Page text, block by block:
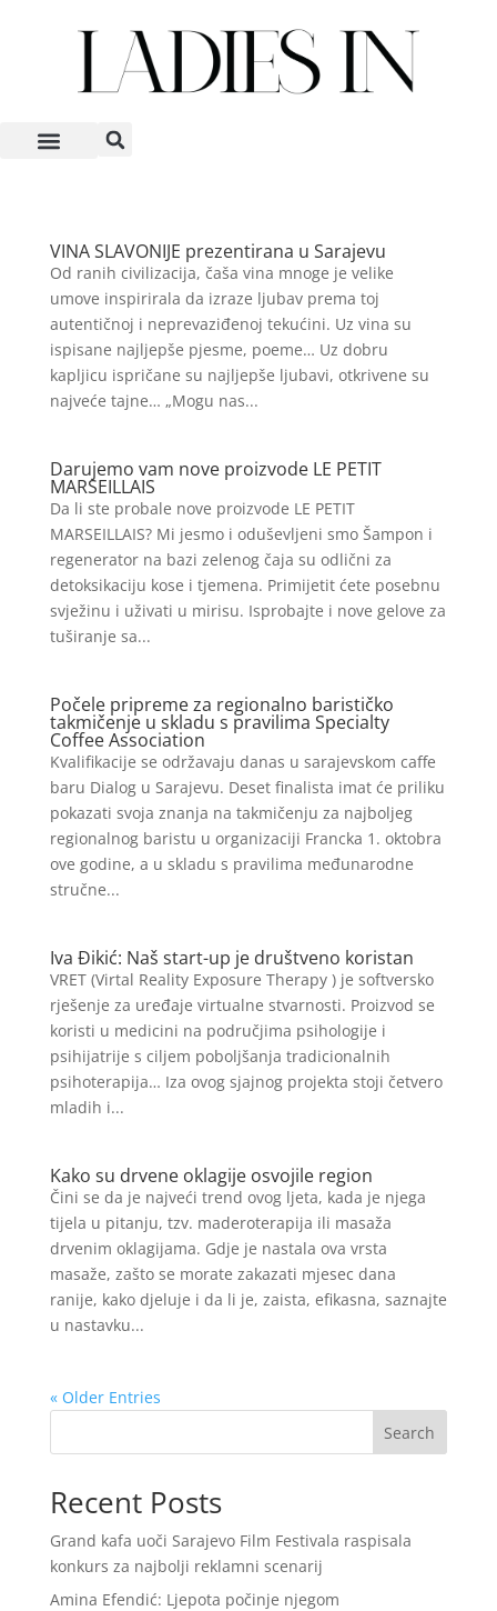
VINA SLAVONIJE prezentirana u Sarajevu
Od ranih civilizacija, čaša vina mnoge je velike
umove inspirirala da izraze ljubav prema toj
autentičnoj i neprevaziđenoj tekućini. Uz vina su
ispisane najljepše pjesme, poeme… Uz dobru
kapljicu ispričane su najljepše ljubavi, otkrivene su
najveće tajne… „Mogu nas...
Darujemo vam nove proizvode LE PETIT
MARSEILLAIS
Da li ste probale nove proizvode LE PETIT
MARSEILLAIS? Mi jesmo i oduševljeni smo Šampon i
regenerator na bazi zelenog čaja su odlični za
detoksikaciju kose i tjemena. Primijetit ćete posebnu
svježinu i uživati u mirisu. Isprobajte i nove gelove za
tuširanje sa...
Počele pripreme za regionalno barističko
takmičenje u skladu s pravilima Specialty
Coffee Association
Kvalifikacije se održavaju danas u sarajevskom caffe
baru Dialog u Sarajevu. Deset finalista imat će priliku
pokazati svoja znanja na takmičenju za najboljeg
regionalnog baristu u organizaciji Francka 1. oktobra
ove godine, a u skladu s pravilima međunarodne
stručne...
Iva Đikić: Naš start-up je društveno koristan
VRET (Virtal Reality Exposure Therapy ) je softversko
rješenje za uređaje virtualne stvarnosti. Proizvod se
koristi u medicini na područjima psihologije i
psihijatrije s ciljem poboljšanja tradicionalnih
psihoterapija… Iza ovog sjajnog projekta stoji četvero
mladih i...
Kako su drvene oklagije osvojile region
Čini se da je najveći trend ovog ljeta, kada je njega
tijela u pitanju, tzv. maderoterapija ili masaža
drvenim oklagijama. Gdje je nastala ova vrsta
masaže, zašto se morate zakazati mjesec dana
ranije, kako djeluje i da li je, zaista, efikasna, saznajte
u nastavku...
« Older Entries
Search
Recent Posts
Grand kafa uoči Sarajevo Film Festivala raspisala
konkurs za najbolji reklamni scenarij
Amina Efendić: Ljepota počinje njegom